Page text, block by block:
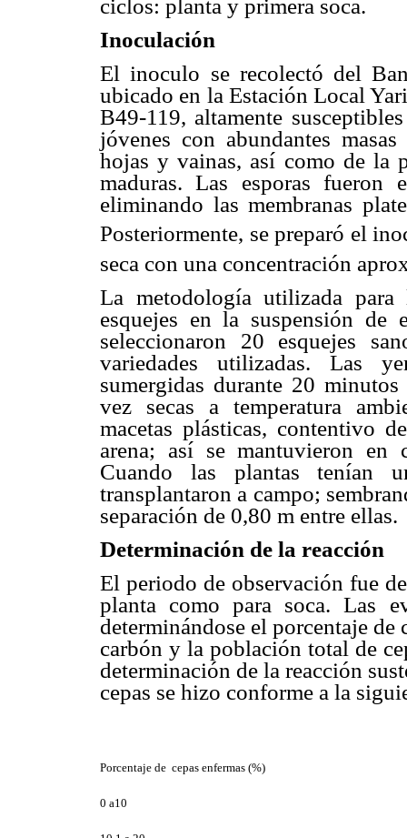
ciclos: planta y primera soca.
Inoculación
El inoculo se recolectó del
ubicado en la Estación Local
B49-119, altamente
jóvenes con abundantes
hojas y vainas, así como de la
maduras. Las esporas fueron
eliminando las membranas
Posteriormente, se preparó el
seca con una concentración
La metodología utilizada
esquejes en la suspensión de
seleccionaron 20 esquejes
variedades utilizadas. Las
sumergidas durante 20
vez secas a temperatura
macetas plásticas, contentivo
arena; así se mantuvieron en
Cuando las plantas tenían
transplantaron a campo;
separación de 0,80 m entre ellas.
Determinación de la reacción
El periodo de observación fue
planta como para soca. Las
determinándose el porcentaje de
carbón y la población total de
determinación de la reacción
cepas se hizo conforme a la
Porcentaje de cepas enfermas (%)
0 a10